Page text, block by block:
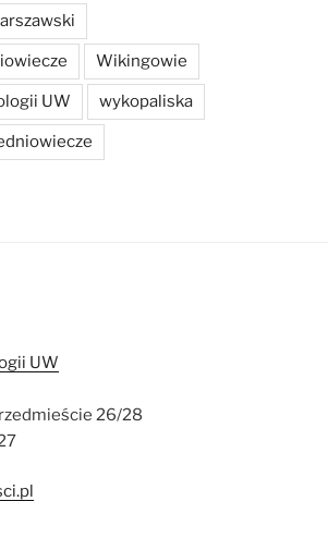
Wikingowie
UW wykopaliska
UW
26/28